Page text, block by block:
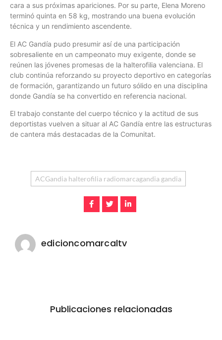
cara a sus próximas apariciones. Por su parte, Elena Moreno
terminó quinta en 58 kg, mostrando una buena evolución
técnica y un rendimiento ascendente.
El AC Gandía pudo presumir así de una participación
sobresaliente en un campeonato muy exigente, donde se
reúnen las jóvenes promesas de la halterofilia valenciana. El
club continúa reforzando su proyecto deportivo en categorías
de formación, garantizando un futuro sólido en una disciplina
donde Gandía se ha convertido en referencia nacional.
El trabajo constante del cuerpo técnico y la actitud de sus
deportistas vuelven a situar al AC Gandía entre las estructuras
de cantera más destacadas de la Comunitat.
ACGandia halterofilia radiomarcagandia gandia
edicioncomarcaltv
Publicaciones relacionadas